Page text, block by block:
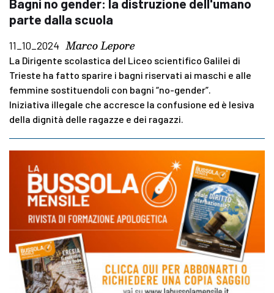
Bagni no gender: la distruzione dell'umano
parte dalla scuola
11_10_2024 Marco Lepore
La Dirigente scolastica del Liceo scientifico Galilei di
Trieste ha fatto sparire i bagni riservati ai maschi e alle
femmine sostituendoli con bagni “no-gender”.
Iniziativa illegale che accresce la confusione ed è lesiva
della dignità delle ragazze e dei ragazzi.